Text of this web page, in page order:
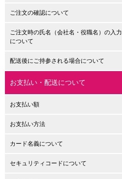
ご注文の確認について
ご注文時の氏名（会社名・役職名）の入力
について
配送後にご持参される場合について
お支払い・配送について
お支払い額
お支払い方法
カード名義について
セキュリティコードについて